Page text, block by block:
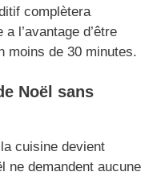
complètera
l’avantage d’être
moins de 30 minutes.
Noël sans
cuisine devient
ne demandent aucune